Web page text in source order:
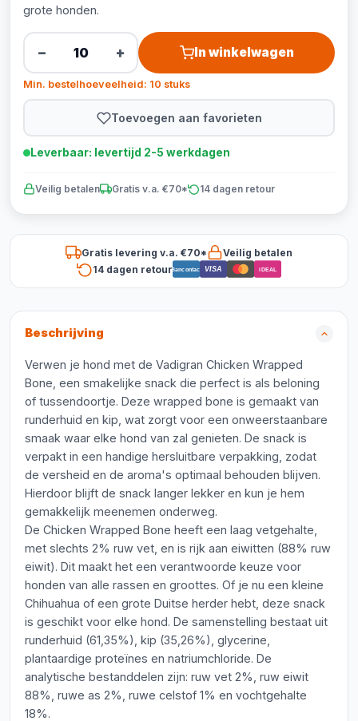
grote honden.
− + In winkelwagen
Min. bestelhoeveelheid: 10 stuks
Toevoegen aan favorieten
Leverbaar: levertijd 2-5 werkdagen
Veilig betalen Gratis v.a. €70* 14 dagen retour
Gratis levering v.a. €70*
Veilig betalen
14 dagen retourBancontact VISA iDEAL
Beschrijving
Verwen je hond met de Vadigran Chicken Wrapped
Bone, een smakelijke snack die perfect is als beloning
of tussendoortje. Deze wrapped bone is gemaakt van
runderhuid en kip, wat zorgt voor een onweerstaanbare
smaak waar elke hond van zal genieten. De snack is
verpakt in een handige hersluitbare verpakking, zodat
de versheid en de aroma's optimaal behouden blijven.
Hierdoor blijft de snack langer lekker en kun je hem
gemakkelijk meenemen onderweg.
De Chicken Wrapped Bone heeft een laag vetgehalte,
met slechts 2% ruw vet, en is rijk aan eiwitten (88% ruw
eiwit). Dit maakt het een verantwoorde keuze voor
honden van alle rassen en groottes. Of je nu een kleine
Chihuahua of een grote Duitse herder hebt, deze snack
is geschikt voor elke hond. De samenstelling bestaat uit
runderhuid (61,35%), kip (35,26%), glycerine,
plantaardige proteïnes en natriumchloride. De
analytische bestanddelen zijn: ruw vet 2%, ruw eiwit
88%, ruwe as 2%, ruwe celstof 1% en vochtgehalte
18%.